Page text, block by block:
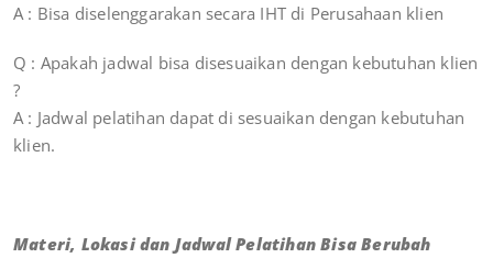
A : Bisa diselenggarakan secara IHT di Perusahaan klien
Q : Apakah jadwal bisa disesuaikan dengan kebutuhan klien
?
A : Jadwal pelatihan dapat di sesuaikan dengan kebutuhan
klien.
Materi, Lokasi dan Jadwal Pelatihan Bisa Berubah